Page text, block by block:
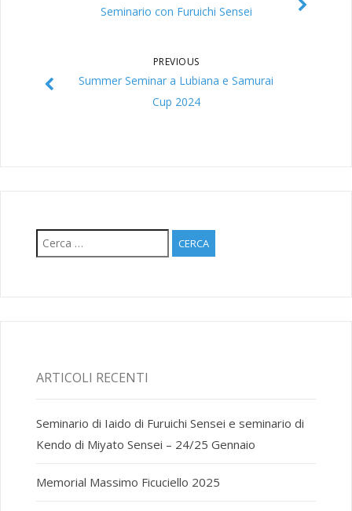
Seminario con Furuichi Sensei
PREVIOUS
Summer Seminar a Lubiana e Samurai
Cup 2024
Ricerca
per:
ARTICOLI RECENTI
Seminario di Iaido di Furuichi Sensei e seminario di
Kendo di Miyato Sensei – 24/25 Gennaio
Memorial Massimo Ficuciello 2025